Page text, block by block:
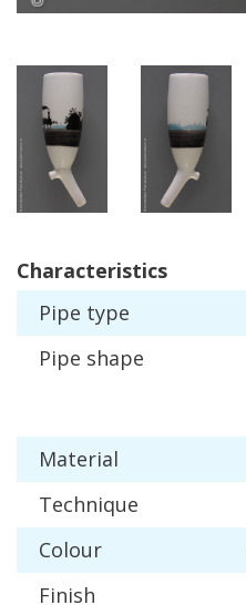
Characteristics
Pipe type
Pipe shape
Material
Technique
Colour
Finish